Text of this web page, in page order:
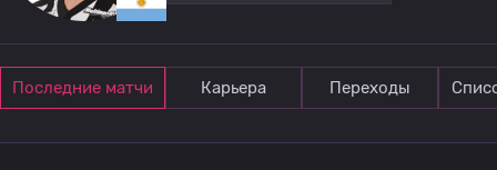
Последние матчи Карьера Переходы